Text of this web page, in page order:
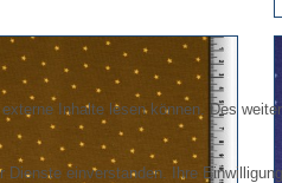
Inhalte lesen können. Des
einverstanden. Ihre